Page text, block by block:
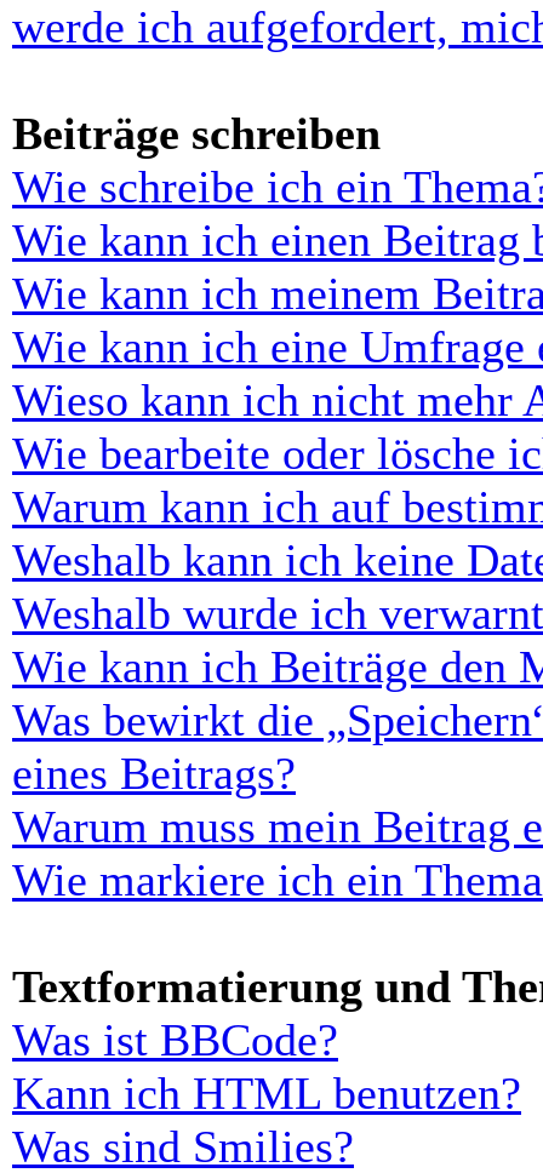
werde ich aufgefordert,
Beiträge schreiben
Wie schreibe ich ein
Wie kann ich einen Beitrag
Wie kann ich meinem
Wie kann ich eine Umfrage
Wieso kann ich nicht mehr
Wie bearbeite oder lösche
Warum kann ich auf
Weshalb kann ich keine
Weshalb wurde ich
Wie kann ich Beiträge den
Was bewirkt die
eines Beitrags?
Warum muss mein Beitrag
Wie markiere ich ein
Textformatierung und
Was ist BBCode?
Kann ich HTML benutzen?
Was sind Smilies?